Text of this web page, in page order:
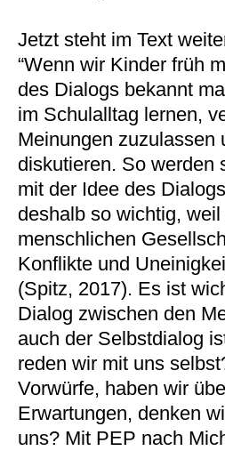
Jetzt steht im Text
“Wenn wir Kinder früh
des Dialogs bekannt
im Schulalltag lernen,
Meinungen zuzulassen
diskutieren. So werden
mit der Idee des
deshalb so wichtig,
menschlichen
Konflikte und
(Spitz, 2017). Es ist
Dialog zwischen den
auch der Selbstdialog
reden wir mit uns
Vorwürfe, haben wir
Erwartungen, denken
uns? Mit PEP nach